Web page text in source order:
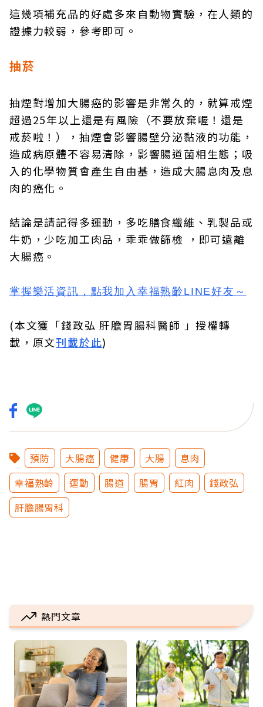
這幾項補充品的好處多來自動物實驗，在人類的
證據力較弱，參考即可。
抽菸
抽煙對增加大腸癌的影響是非常久的，就算戒煙
超過25年以上還是有風險（不要放棄喔！還是
戒菸啦！），抽煙會影響腸壁分泌黏液的功能，
造成病原體不容易清除，影響腸道菌相生態；吸
入的化學物質會產生自由基，造成大腸息肉及息
肉的癌化。
結論是請記得多運動，多吃膳食纖維、乳製品或
牛奶，少吃加工肉品，乖乖做篩檢 ，即可遠離
大腸癌。
掌握樂活資訊， 點我加入 幸福熟齡LINE好友 ～
(本文獲「錢政弘 肝膽胃腸科醫師 」授權轉
載，原文刊載於此)
預防 大腸癌 健康 大腸
息肉
幸福熟齡
運動 腸道 腸胃 紅肉
錢政弘
肝膽腸胃科
熱門文章